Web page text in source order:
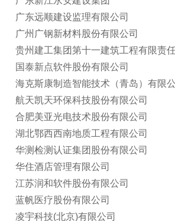
广东远顺建设监理有限公司
广州广钢新材料股份有限公司
贵州建工集团第十一建筑工程有限责
国泰新点软件股份有限公司
海克斯康制造智能技术（青岛）有限
航天凯天环保科技股份有限公司
合肥美亚光电技术股份有限公司
湖北鄂西西南地质工程有限公司
华测检测认证集团股份有限公司
华住酒店管理有限公司
江苏润和软件股份有限公司
蓝帆医疗股份有限公司
凌宇科技(北京)有限公司